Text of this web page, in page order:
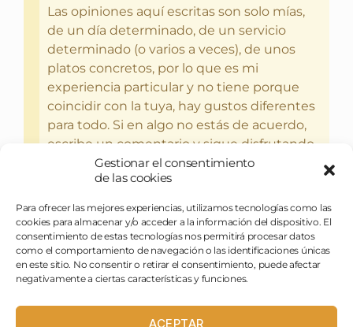
Gestionar el consentimiento
de las cookies
Para ofrecer las mejores experiencias, utilizamos tecnologías como las
cookies para almacenar y/o acceder a la información del dispositivo. El
consentimiento de estas tecnologías nos permitirá procesar datos
como el comportamiento de navegación o las identificaciones únicas
en este sitio. No consentir o retirar el consentimiento, puede afectar
negativamente a ciertas características y funciones.
ACEPTAR
Las opiniones aquí escritas son solo mías,
de un día determinado, de un servicio
determinado (o varios a veces), de unos
platos concretos, por lo que es mi
experiencia particular y no tiene porque
coincidir con la tuya, hay gustos diferentes
para todo. Si en algo no estás de acuerdo,
escribe un comentario y sigue disfrutando
del bebercio y el glotoneo.